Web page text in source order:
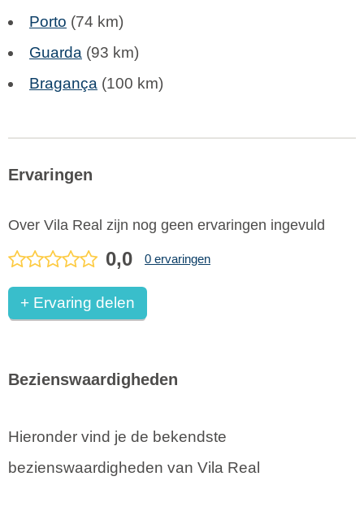
Porto (74 km)
Guarda (93 km)
Bragança (100 km)
Ervaringen
Over Vila Real zijn nog geen ervaringen ingevuld
0,0 0 ervaringen
+ Ervaring delen
Bezienswaardigheden
Hieronder vind je de bekendste
bezienswaardigheden van Vila Real